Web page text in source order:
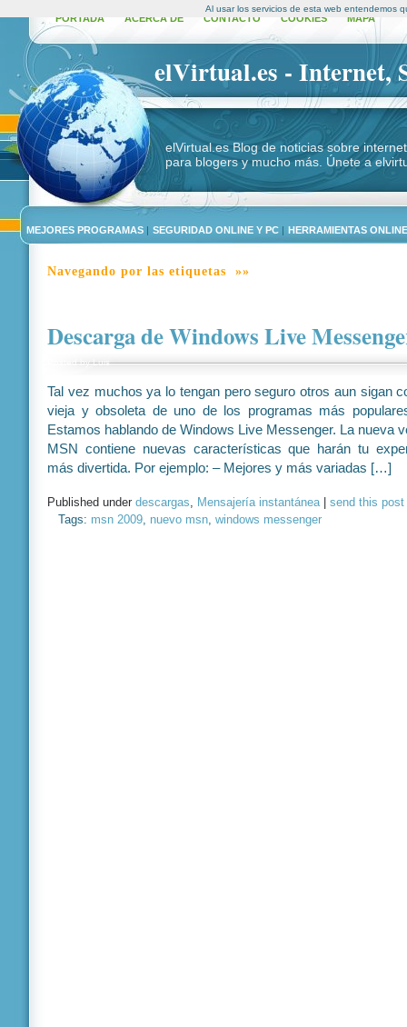
PORTADA ACERCA DE CONTACTO COOKIES MAPA
elVirtual.es - Internet,
elVirtual.es Blog de noticias sobre
para blogers y mucho más. Únete a
MEJORES PROGRAMAS | SEGURIDAD ONLINE Y PC | HERRAMIENTAS ONLINE
Navegando por las etiquetas »»
Descarga de Windows Live
Posted byLuis
Tal vez muchos ya lo tengan pero seguro otros aun sigan
vieja y obsoleta de uno de los programas más
Estamos hablando de Windows Live Messenger. La nueva
MSN contiene nuevas características que harán tu
más divertida. Por ejemplo: – Mejores y más variadas […]
Published under descargas, Mensajería instantánea| send this post
Tags: msn 2009, nuevo msn, windows messenger
Al usar los servicios de esta web entendemos